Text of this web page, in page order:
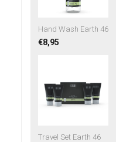
Hand Wash Earth 46
€8,95
Travel Set Earth 46